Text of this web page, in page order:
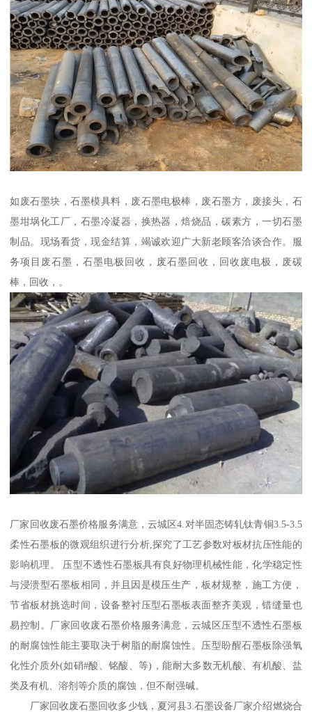
如废石墨块，石墨模具料，废石墨电极棒，废石墨方，废接头，石
墨坩埚化工厂，石墨冷凝器，换热器，焙烧品，碳素方，一切石墨
制品。现场看货，现金结算，竭诚欢迎广大新老顾客洽谈合作。服
务项目废石墨，石墨电极回收，废石墨回收，回收废电极，废碳
棒，回收，。
厂家回收废石墨价格服务满意，云城区4.对半固态铸轧钛青铜3.5-3.5
柔性石墨板的微观组织进行分析,探究了工艺参数对板材抗压性能的
影响机理。 压型不透性石墨板具有良好物理机械性能，化学稳定性
与浸溃型石墨板相同，并且因是模压生产，板材规整，施工方便，
节省板材挑选时间，设备整衬压型石墨板表面整齐美观，错缝量也
易控制。厂家回收废石墨价格服务满意，云城区压型不透性石墨板
的耐腐蚀性能主要取决于树脂的耐腐蚀性。压型盼醒石墨板除强氧
化性介质外(如硝#酸、铭酸、等)，能耐大多数无机酸、有机酸、盐
类及有机、溶剂等介质的腐蚀，但不耐强碱。
厂家回收废石墨回收多少钱，夏河县3.石墨设备厂家介绍燃烧合